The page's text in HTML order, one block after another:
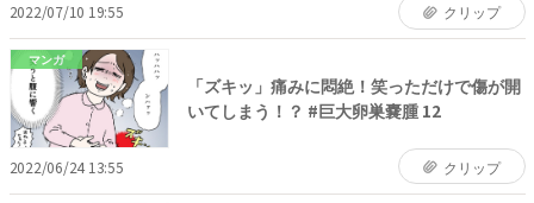
2022/07/10 19:55 クリップ
マンガ
「ズキッ」痛みに悶絶！笑っただけで傷が開
いてしまう！？ #巨大卵巣嚢腫 12
2022/06/24 13:55 クリップ